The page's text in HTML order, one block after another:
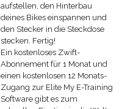
aufstellen, den Hinterbau
deines Bikes einspannen und
den Stecker in die Steckdose
stecken. Fertig!
Ein kostenloses Zwift-
Abonnement für 1 Monat und
einen kostenlosen 12 Monats-
Zugang zur Elite My E-Training
Software gibt es zum